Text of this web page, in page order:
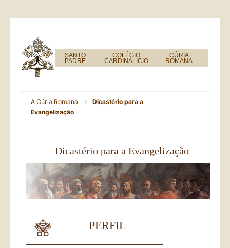
SANTO
PADRE
COLÉGIO
CARDINALÍCIO
CÚRIA
ROMANA
A Cúria Romana
Dicastério para a
Evangelização
Dicastério para a Evangelização
PERFIL